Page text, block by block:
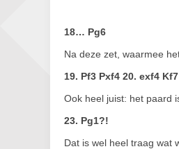
18… Pg6
Na deze zet, waarmee
19. Pf3 Pxf4 20. exf4
Ook heel juist: het paard
23. Pg1?!
Dat is wel heel traag wat